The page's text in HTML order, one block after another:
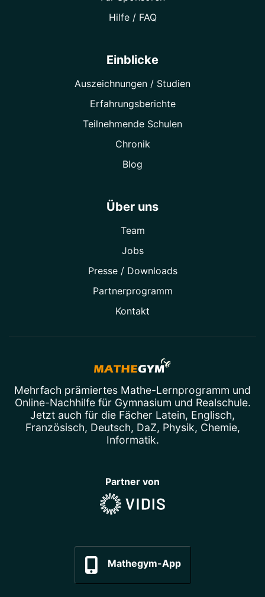
Hilfe / FAQ
Einblicke
Auszeichnungen / Studien
Erfahrungsberichte
Teilnehmende Schulen
Chronik
Blog
Über uns
Team
Jobs
Presse / Downloads
Partner­programm
Kontakt
Mehrfach prämiertes Mathe-Lernprogramm und
Online-Nachhilfefür Gymnasium und Realschule.
Jetzt auch für die Fächer Latein, Englisch,
Französisch, Deutsch, DaZ, Physik, Chemie,
Informatik.
Partner von
Mathegym-App